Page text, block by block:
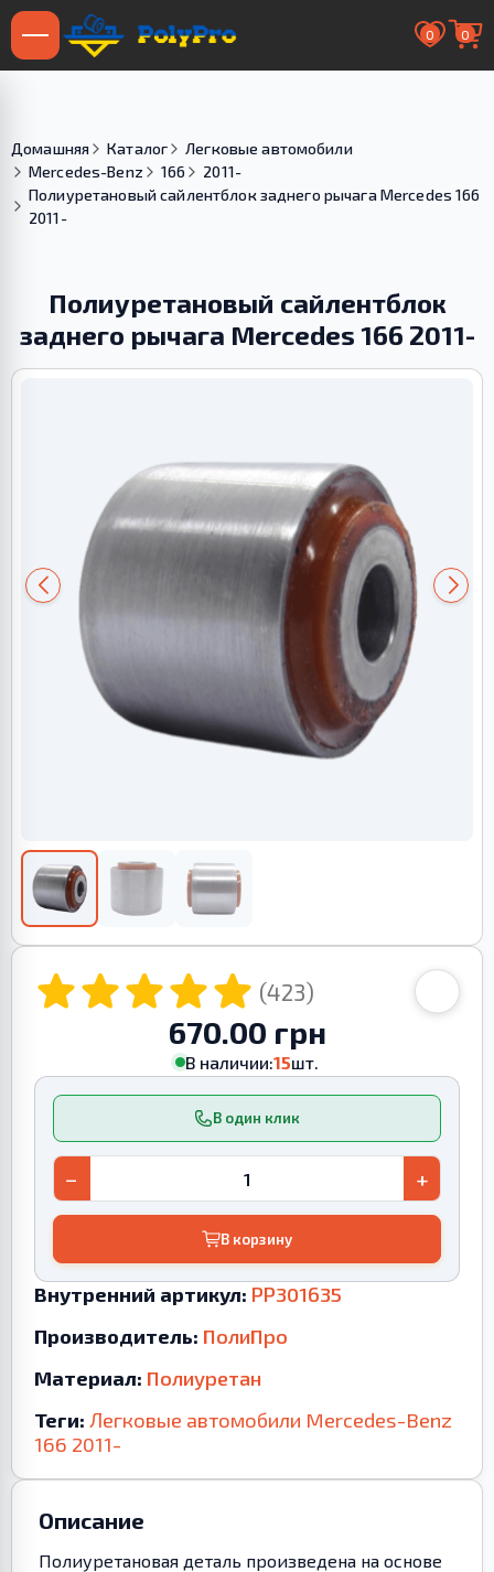
0 0
Домашняя Каталог
Легковые автомобили
Mercedes-Benz
166
2011-
Полиуретановый сайлентблок заднего рычага Merсedes 166
2011-
Полиуретановый сайлентблок
заднего рычага Merсedes 166 2011-
(423)
670.00 грн
В наличии:15шт.
В один клик
− +
В корзину
Внутренний артикул: PP301635
Производитель: ПолиПро
Материал: Полиуретан
Теги: Легковые автомобили Mercedes-Benz
166 2011-
Описание
Полиуретановая деталь произведена на основе